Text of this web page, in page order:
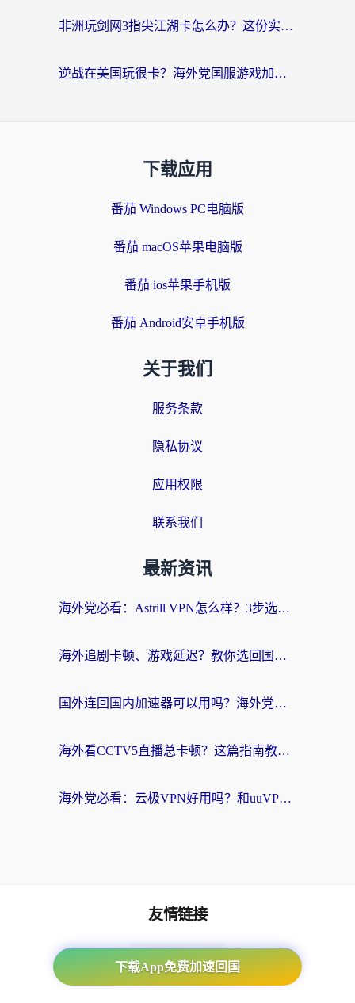
非洲玩剑网3指尖江湖卡怎么办？这份实测有效的国服游戏加速指南请收好
逆战在美国玩很卡？海外党国服游戏加速终极指南（附DNF宝可梦加速技巧）
下载应用
番茄 Windows PC电脑版
番茄 macOS苹果电脑版
番茄 ios苹果手机版
番茄 Android安卓手机版
关于我们
服务条款
隐私协议
应用权限
联系我们
最新资讯
海外党必看：Astrill VPN怎么样？3步选对回国加速器实现无缝刷剧玩游戏
海外追剧卡顿、游戏延迟？教你选回国加速器，附免费加速器试用一小时福利
国外连回国内加速器可以用吗？海外党亲测实用指南，解决追剧游戏卡顿难题
海外看CCTV5直播总卡顿？这篇指南教你选对回国加速器，无缝刷国内资源
海外党必看：云极VPN好用吗？和uuVPN对比哪个回国效果更好？附真实体验+避坑指南
下载App免费加速回国
友情链接
海外回国加速器